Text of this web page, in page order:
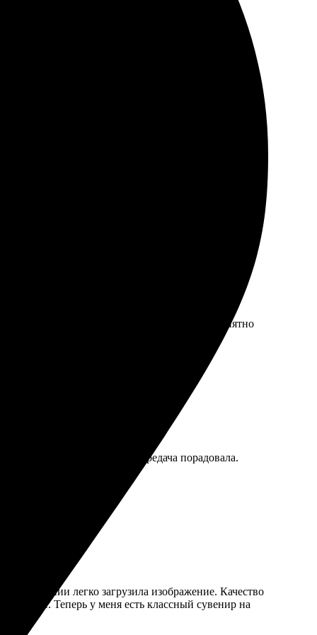
Качество просто потрясающее!
уровне. Удобный сайт, быстро оформила заказ,
Холст смотрится потрясающе, цвета яркие и
на высоте. Служба поддержки вежливая. Приятно
качеством, цветопередача порадовала.
легко загрузила изображение. Качество
Теперь у меня есть классный сувенир на